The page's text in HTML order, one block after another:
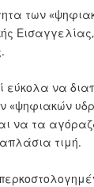
των
να
«ψηφιακών
να τα
τιμή.